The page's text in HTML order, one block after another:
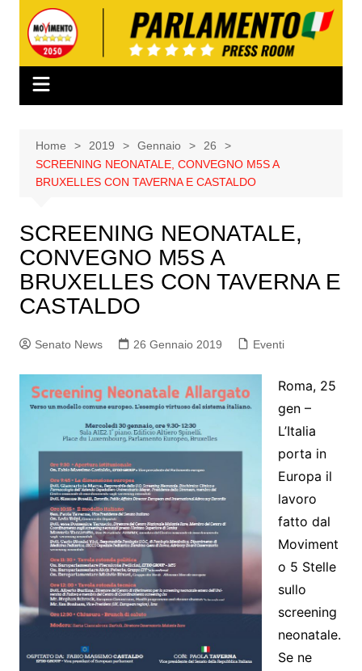
contenuto
Home 2019 Gennaio
26
SCREENING NEONATALE, CONVEGNO M5S A
BRUXELLES CON TAVERNA E CASTALDO
SCREENING NEONATALE,
CONVEGNO M5S A
BRUXELLES CON TAVERNA E
CASTALDO
Senato News 26 Gennaio 2019 Eventi
Roma, 25
gen –
L’Italia
porta in
Europa il
lavoro
fatto dal
Moviment
o 5 Stelle
sullo
screening
neonatale.
Se ne